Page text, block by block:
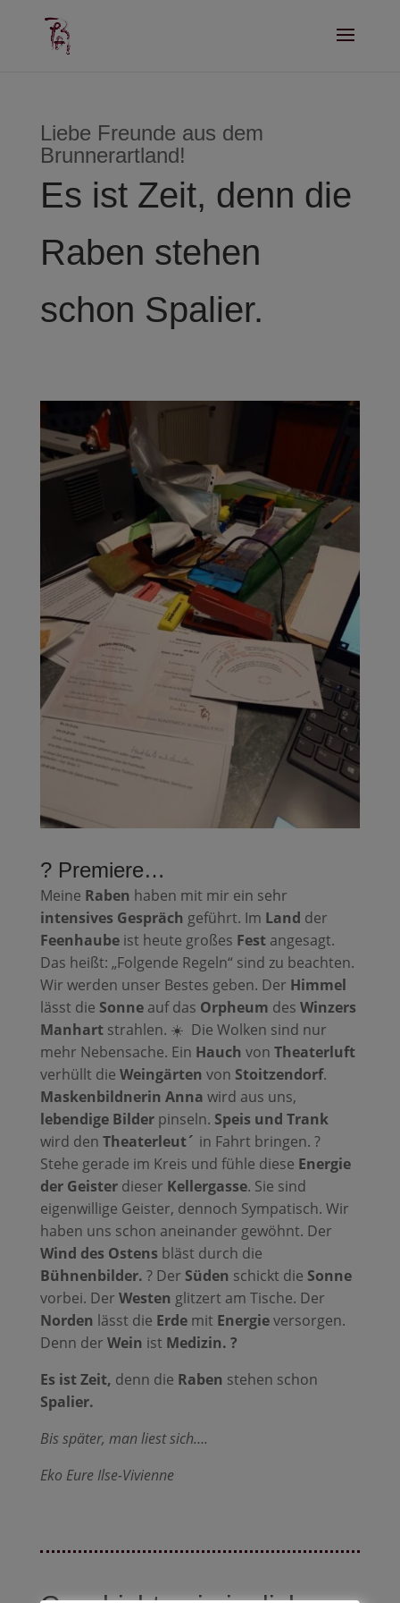
Liebe Freunde aus dem
Brunnerartland!
Es ist Zeit, denn die
Raben stehen
schon Spalier.
? Premiere…
Meine Raben haben mit mir ein sehr
intensives Gespräch geführt. Im Land der
Feenhaubeist heute großes Festangesagt.
Das heißt: „Folgende Regeln“ sind zu beachten.
Wir werden unser Bestes geben. Der Himmel
lässt die Sonneauf das Orpheum des Winzers
Manhartstrahlen. ☀️ Die Wolken sind nur
mehr Nebensache. Ein Hauch von Theaterluft
verhüllt die Weingärten von Stoitzendorf.
Maskenbildnerin Anna wird aus uns,
lebendige Bilderpinseln. Speis und Trank
wird den Theaterleut´ in Fahrt bringen. ?️
Stehe gerade im Kreis und fühle diese Energie
der Geisterdieser Kellergasse. Sie sind
eigenwillige Geister, dennoch Sympatisch. Wir
haben uns schon aneinander gewöhnt. Der
Wind des Ostens bläst durch die
Bühnenbilder. ?️ Der Süden schickt die Sonne
vorbei. Der Westen glitzert am Tische. Der
Norden lässt die Erde mit Energieversorgen.
Denn der Wein ist Medizin. ?
Es ist Zeit, denn die Raben stehen schon
Spalier.
Bis später, man liest sich….
Eko Eure Ilse-Vivienne